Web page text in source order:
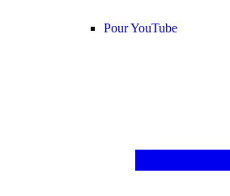
Pour YouTube